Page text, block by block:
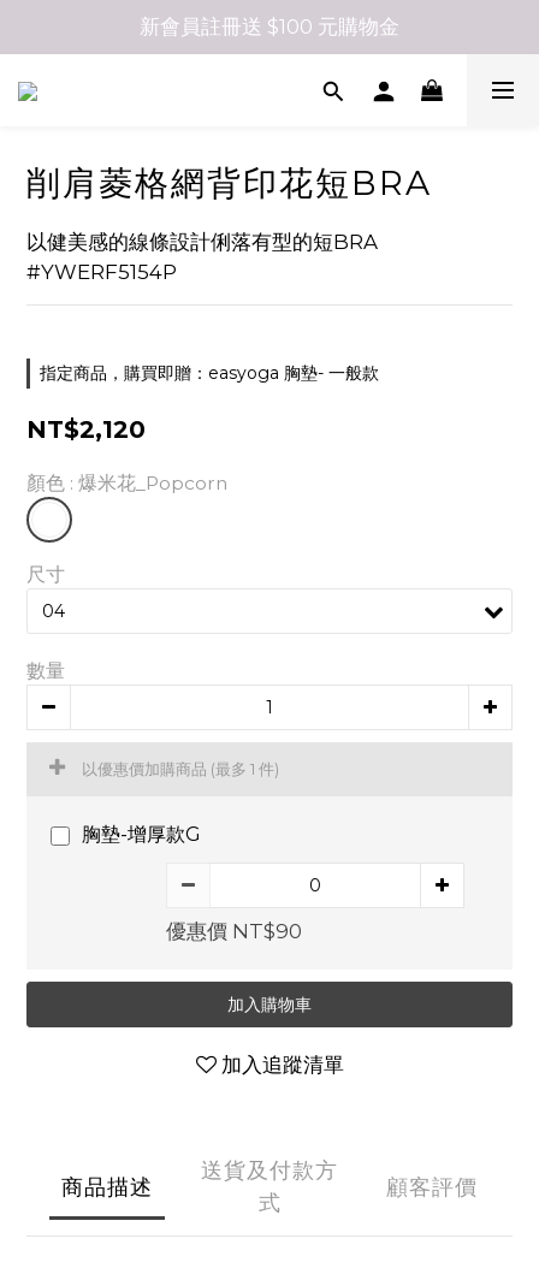
新會員註冊送 $100 元購物金
削肩菱格網背印花短BRA
以健美感的線條設計俐落有型的短BRA
#YWERF5154P
指定商品，購買即贈：easyoga 胸墊- 一般款
NT$2,120
顏色 : 爆米花_Popcorn
尺寸
數量
以優惠價加購商品 (最多 1 件)
胸墊-增厚款G
優惠價 NT$90
加入購物車
加入追蹤清單
商品描述
送貨及付款方
式
顧客評價